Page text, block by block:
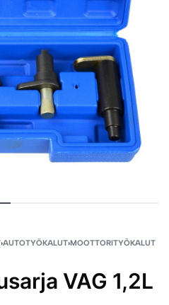
›AUTOTYÖKALUT›MOOTTORITYÖKALUT
VAG 1,2L